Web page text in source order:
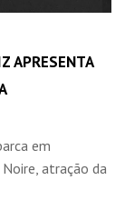
APRESENTA
em
atração da